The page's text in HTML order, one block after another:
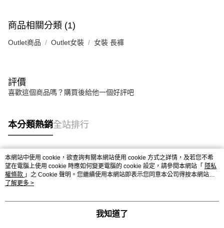
商品相關分類 (1)
Outlet商品 Outlet女裝 女裝 長褲
評價
喜歡這個商品嗎？購買後給他一個好評吧
本分類熱銷全站排行
熱門標籤
本網站中使用 cookie，欲查詢有關本網站使用 cookie 方式之詳情，及若您不希
望在電腦上使用 cookie 時應如何變更電腦的 cookie 設定，請參閱本網站「 隱私
權條款 」之 Cookie 聲明。您繼續使用本網站即表示您同意本公司得按本網站使
用條款之 Cookie 聲明使用 cookie。
了解更多 >
我知道了